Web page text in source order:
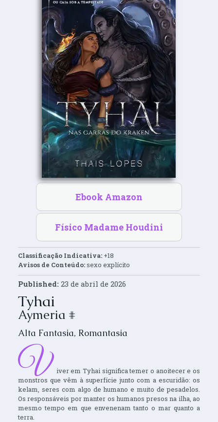
Ebook Amazon
Físico Madame Houdini
Classificação Indicativa:+18
Avisos de Conteúdo:sexo explícito
Published: 23 de abril de 2026
Tyhai
Aymeria #
Alta Fantasia, Romantasia
V iver em Tyhai significa temer o anoitecer e os
monstros que vêm à superfície junto com a escuridão: os
kelam, seres com algo de humano e muito de pesadelos.
Os responsáveis por manter os humanos presos na ilha, ao
mesmo tempo em que envenenam tanto o mar quanto a
terra.